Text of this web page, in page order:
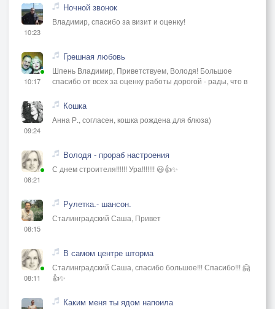
10:23
Ночной звонок
Владимир, спасибо за визит и оценку!
10:17
Грешная любовь
Шпень Владимир, Приветствуем, Володя! Большое
спасибо от всех за оценку работы дорогой - рады, что в
09:24
Кошка
Анна Р., согласен, кошка рождена для блюза)
08:21
Володя - прораб настроения
С днем строителя!!!!!! Ура!!!!!!! 😃👍✨
08:15
Рулетка.- шансон.
Сталинградский Саша, Привет
08:11
В самом центре шторма
Сталинградский Саша, спасибо большое!!! Спасибо!!! 🤗
👍✨
Каким меня ты ядом напоила